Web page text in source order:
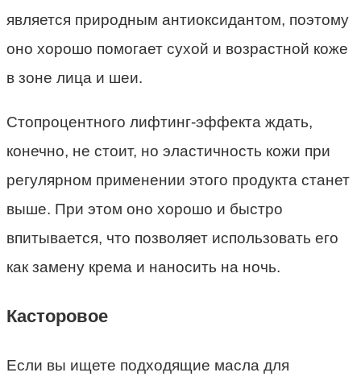
является природным антиоксидантом, поэтому
оно хорошо помогает сухой и возрастной коже
в зоне лица и шеи.
Стопроцентного лифтинг-эффекта ждать,
конечно, не стоит, но эластичность кожи при
регулярном применении этого продукта станет
выше. При этом оно хорошо и быстро
впитывается, что позволяет использовать его
как замену крема и наносить на ночь.
Касторовое
Если вы ищете подходящие масла для